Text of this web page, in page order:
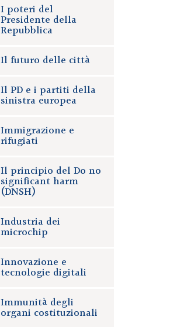
I poteri del
Presidente della
Repubblica
Il futuro delle città
Il PD e i partiti della
sinistra europea
Immigrazione e
rifugiati
Il principio del Do no
significant harm
(DNSH)
Industria dei
microchip
Innovazione e
tecnologie digitali
Immunità degli
organi costituzionali